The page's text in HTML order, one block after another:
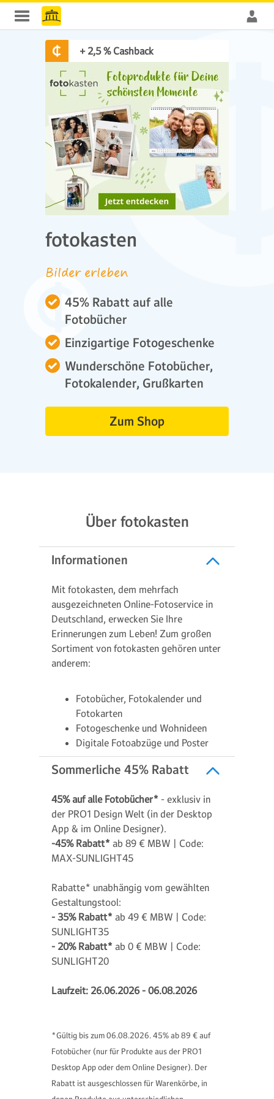
fotokasten
Bilder erleben
45% Rabatt auf alle
Fotobücher
Einzigartige Fotogeschenke
Wunderschöne Fotobücher,
Fotokalender, Grußkarten
+ 2,5 % Cashback
Zum Shop
Über fotokasten
Informationen
Mit fotokasten, dem mehrfach
ausgezeichneten Online-Fotoservice in
Deutschland, erwecken Sie Ihre
Erinnerungen zum Leben! Zum großen
Sortiment von fotokasten gehören unter
anderem:
Fotobücher, Fotokalender und
Fotokarten
Fotogeschenke und Wohnideen
Digitale Fotoabzüge und Poster
Sommerliche 45% Rabatt
45% auf alle Fotobücher* - exklusiv in
der PRO1 Design Welt (in der Desktop
App & im Online Designer).
-45% Rabatt* ab 89 € MBW | Code:
MAX-SUNLIGHT45
Rabatte* unabhängig vom gewählten
Gestaltungstool:
- 35% Rabatt* ab 49 € MBW | Code:
SUNLIGHT35
- 20% Rabatt* ab 0 € MBW | Code:
SUNLIGHT20
Laufzeit: 26.06.2026 - 06.08.2026
*Gültig bis zum 06.08.2026. 45% ab 89 € auf
Fotobücher (nur für Produkte aus der PRO1
Desktop App oder dem Online Designer). Der
Rabatt ist ausgeschlossen für Warenkörbe, in